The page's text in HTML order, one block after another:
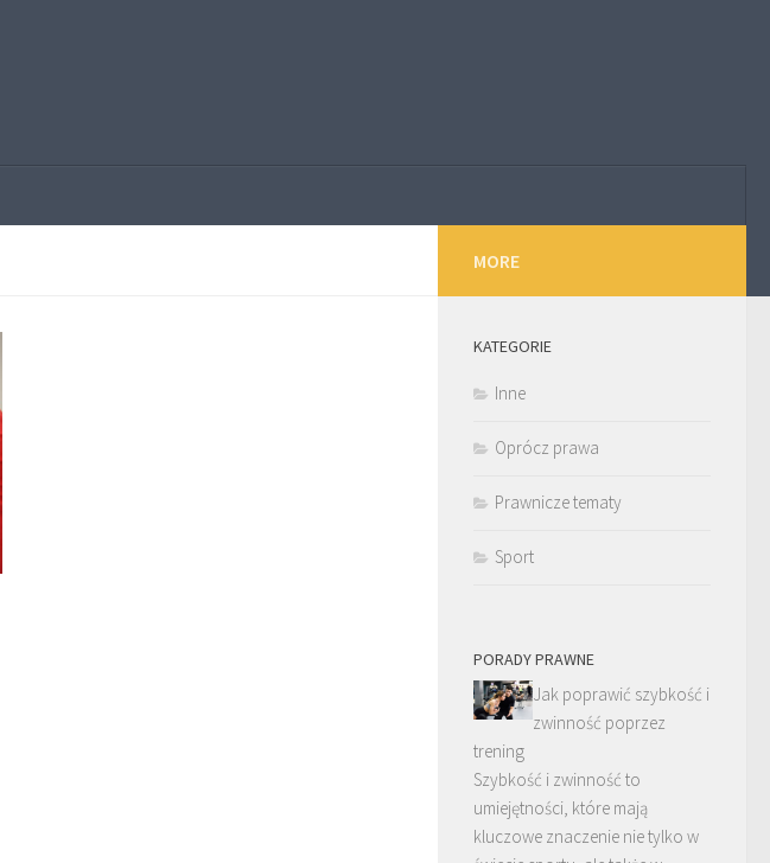
MORE
KATEGORIE
Inne
Oprócz prawa
Prawnicze tematy
Sport
PORADY PRAWNE
Jak poprawić szybkość i
zwinność poprzez
trening
Szybkość i zwinność to
umiejętności, które mają
kluczowe znaczenie nie tylko w